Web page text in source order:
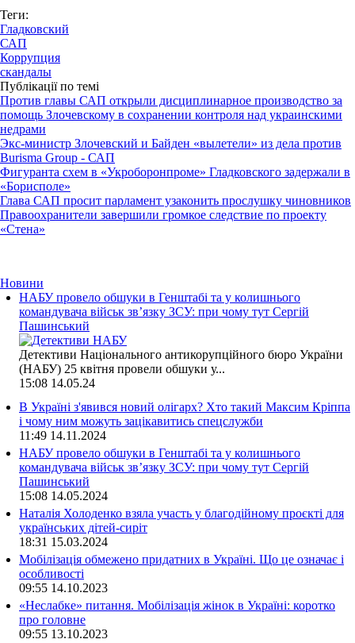
Теги:
Гладковский
САП
Коррупция
скандалы
Публікації по темі
Против главы САП открыли дисциплинарное производство за
помощь Злочевскому в сохранении контроля над украинскими
недрами
Экс-министр Злочевский и Байден «вылетели» из дела против
Burisma Group - САП
Фигуранта схем в «Укроборонпроме» Гладковского задержали в
«Борисполе»
Глава САП просит парламент узаконить прослушку чиновников
Правоохранители завершили громкое следствие по проекту
«Стена»
Новини
НАБУ провело обшуки в Генштабі та у колишнього
командувача військ зв’язку ЗСУ: при чому тут Сергій
Пашинський
Детективи Національного антикорупційного бюро України
(НАБУ) 25 квітня провели обшуки у...
15:08 14.05.24
В Україні з'явився новий олігарх? Хто такий Максим Кріппа
і чому ним можуть зацікавитись спецслужби
11:49 14.11.2024
НАБУ провело обшуки в Генштабі та у колишнього
командувача військ зв’язку ЗСУ: при чому тут Сергій
Пашинський
15:08 14.05.2024
Наталія Холоденко взяла участь у благодійному проєкті для
українських дітей-сиріт
18:31 15.03.2024
Мобілізація обмежено придатних в Україні. Що це означає і
особливості
09:55 14.10.2023
«Неслабке» питання. Мобілізація жінок в Україні: коротко
про головне
09:55 13.10.2023